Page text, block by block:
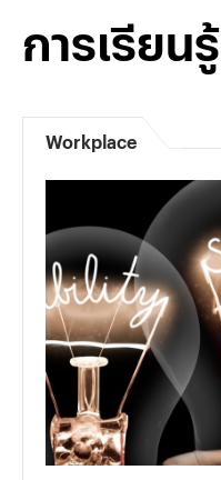
การเรียนรู้
Workplace